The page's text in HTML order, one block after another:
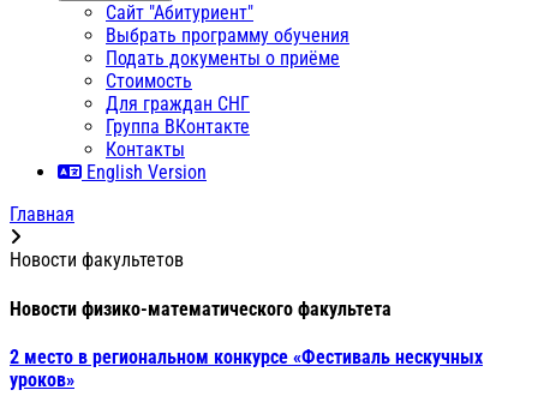
Сайт "Абитуриент"
Выбрать программу обучения
Подать документы о приёме
Стоимость
Для граждан СНГ
Группа ВКонтакте
Контакты
English Version
Главная
Новости факультетов
Новости физико-математического факультета
2 место в региональном конкурсе «Фестиваль нескучных
уроков»